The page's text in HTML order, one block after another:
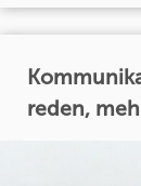
reden,